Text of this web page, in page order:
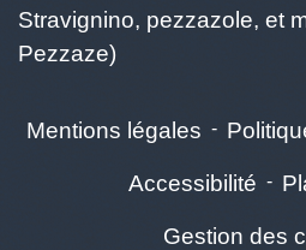
Stravignino, pezzazole, et
Pezzaze)
Mentions légales -
Accessibilité -
Gestion des